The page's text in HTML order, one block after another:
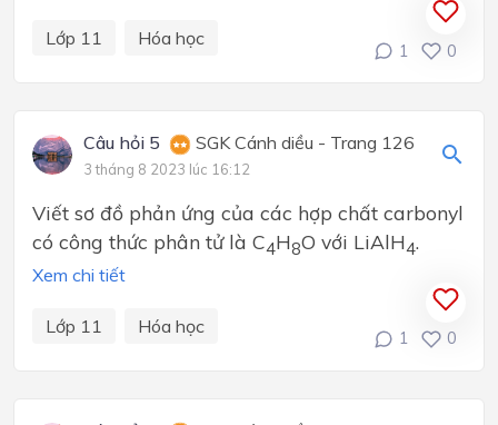
Lớp 11 Hóa học
1 0
Câu hỏi 5 SGK Cánh diều - Trang 126
3 tháng 8 2023 lúc 16:12
Viết sơ đồ phản ứng của các hợp chất carbonyl
có công thức phân tử là C4H8O với LiAlH4.
Xem chi tiết
Lớp 11 Hóa học
1 0